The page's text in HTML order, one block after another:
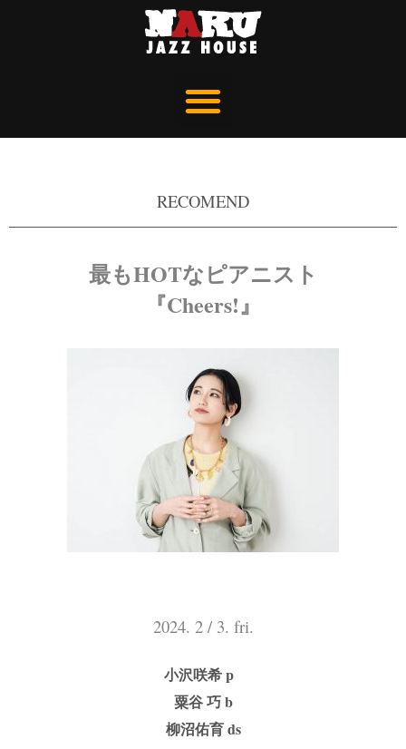
RECOMEND
最もHOTなピアニスト
『Cheers!』
2024. 2 / 3. fri.
小沢咲希 p
粟谷 巧 b
柳沼佑育 ds